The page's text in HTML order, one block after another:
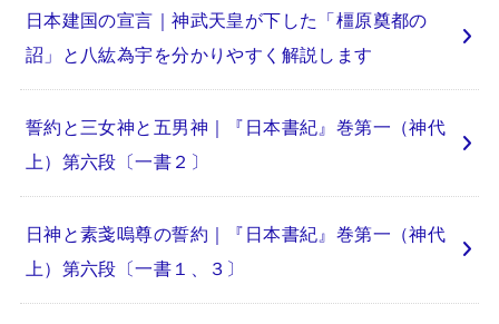
日本建国の宣言｜神武天皇が下した「橿原奠都の
詔」と八紘為宇を分かりやすく解説します
誓約と三女神と五男神｜『日本書紀』巻第一（神代
上）第六段〔一書２〕
日神と素戔嗚尊の誓約｜『日本書紀』巻第一（神代
上）第六段〔一書１、３〕